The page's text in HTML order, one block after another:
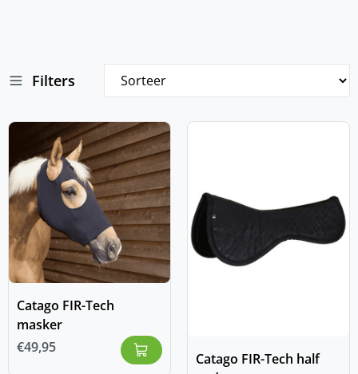
Filters
Catago FIR-Tech
masker
€49,95
Catago FIR-Tech half